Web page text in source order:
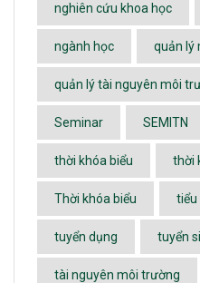
nghiên cứu khoa học
ngành học quản lý
quản lý tài nguyên môi
Seminar SEMITN
thời khóa biểu thời
Thời khóa biểu tiểu
tuyển dụng tuyển
tài nguyên môi trường